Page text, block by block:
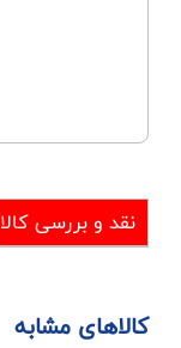
نقد و بررسی کالا
کالاهای مشابه